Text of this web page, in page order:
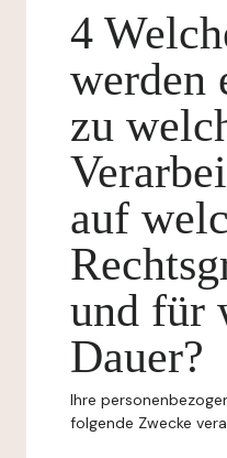
4
werden
zu
auf
und für
Dauer?
Ihre
folgende Zwecke